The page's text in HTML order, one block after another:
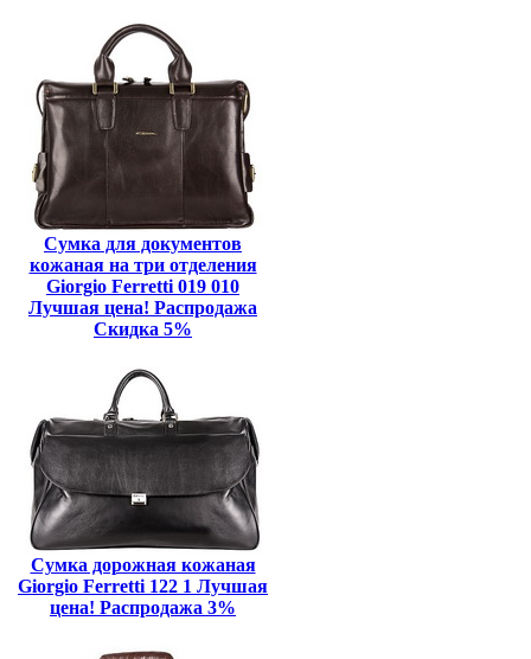
Сумка для документов
кожаная на три отделения
Giorgio Ferretti 019 010
Лучшая цена! Распродажа
Скидка 5%
Сумка дорожная кожаная
Giorgio Ferretti 122 1 Лучшая
цена! Распродажа 3%